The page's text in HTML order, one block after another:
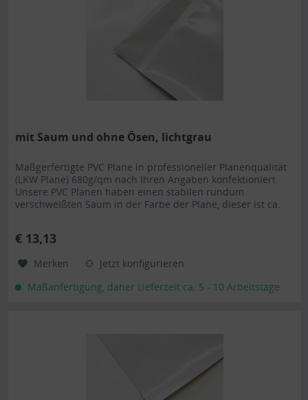
mit Saum und ohne Ösen, lichtgrau
Maßgerfertigte PVC Plane in professioneller Planenqualität
(LKW Plane) 680g/qm nach Ihren Angaben konfektioniert.
Unsere PVC Planen haben einen stabilen rundum
verschweißten Saum in der Farbe der Plane, dieser ist ca.
Die PVC Plane ist UV-stabilisiert und somit...
€ 13,13
Merken
Jetzt konfigurieren
Maßanfertigung, daher Lieferzeit ca. 5 - 10 Arbeitstage